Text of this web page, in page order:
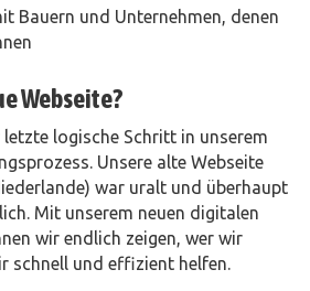
Bauern und Unternehmen, denen
Webseite?
letzte logische Schritt in unserem
Unsere alte Webseite
war uralt und überhaupt
Mit unserem neuen digitalen
wir endlich zeigen, wer wir
schnell und effizient helfen.